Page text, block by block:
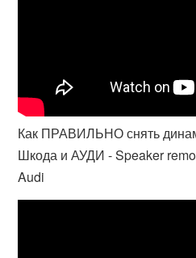
Как ПРАВИЛЬНО снять
Шкода и АУДИ - Speaker
Audi